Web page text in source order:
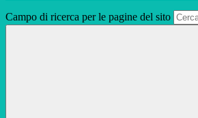
Campo di ricerca per le pagine del sito